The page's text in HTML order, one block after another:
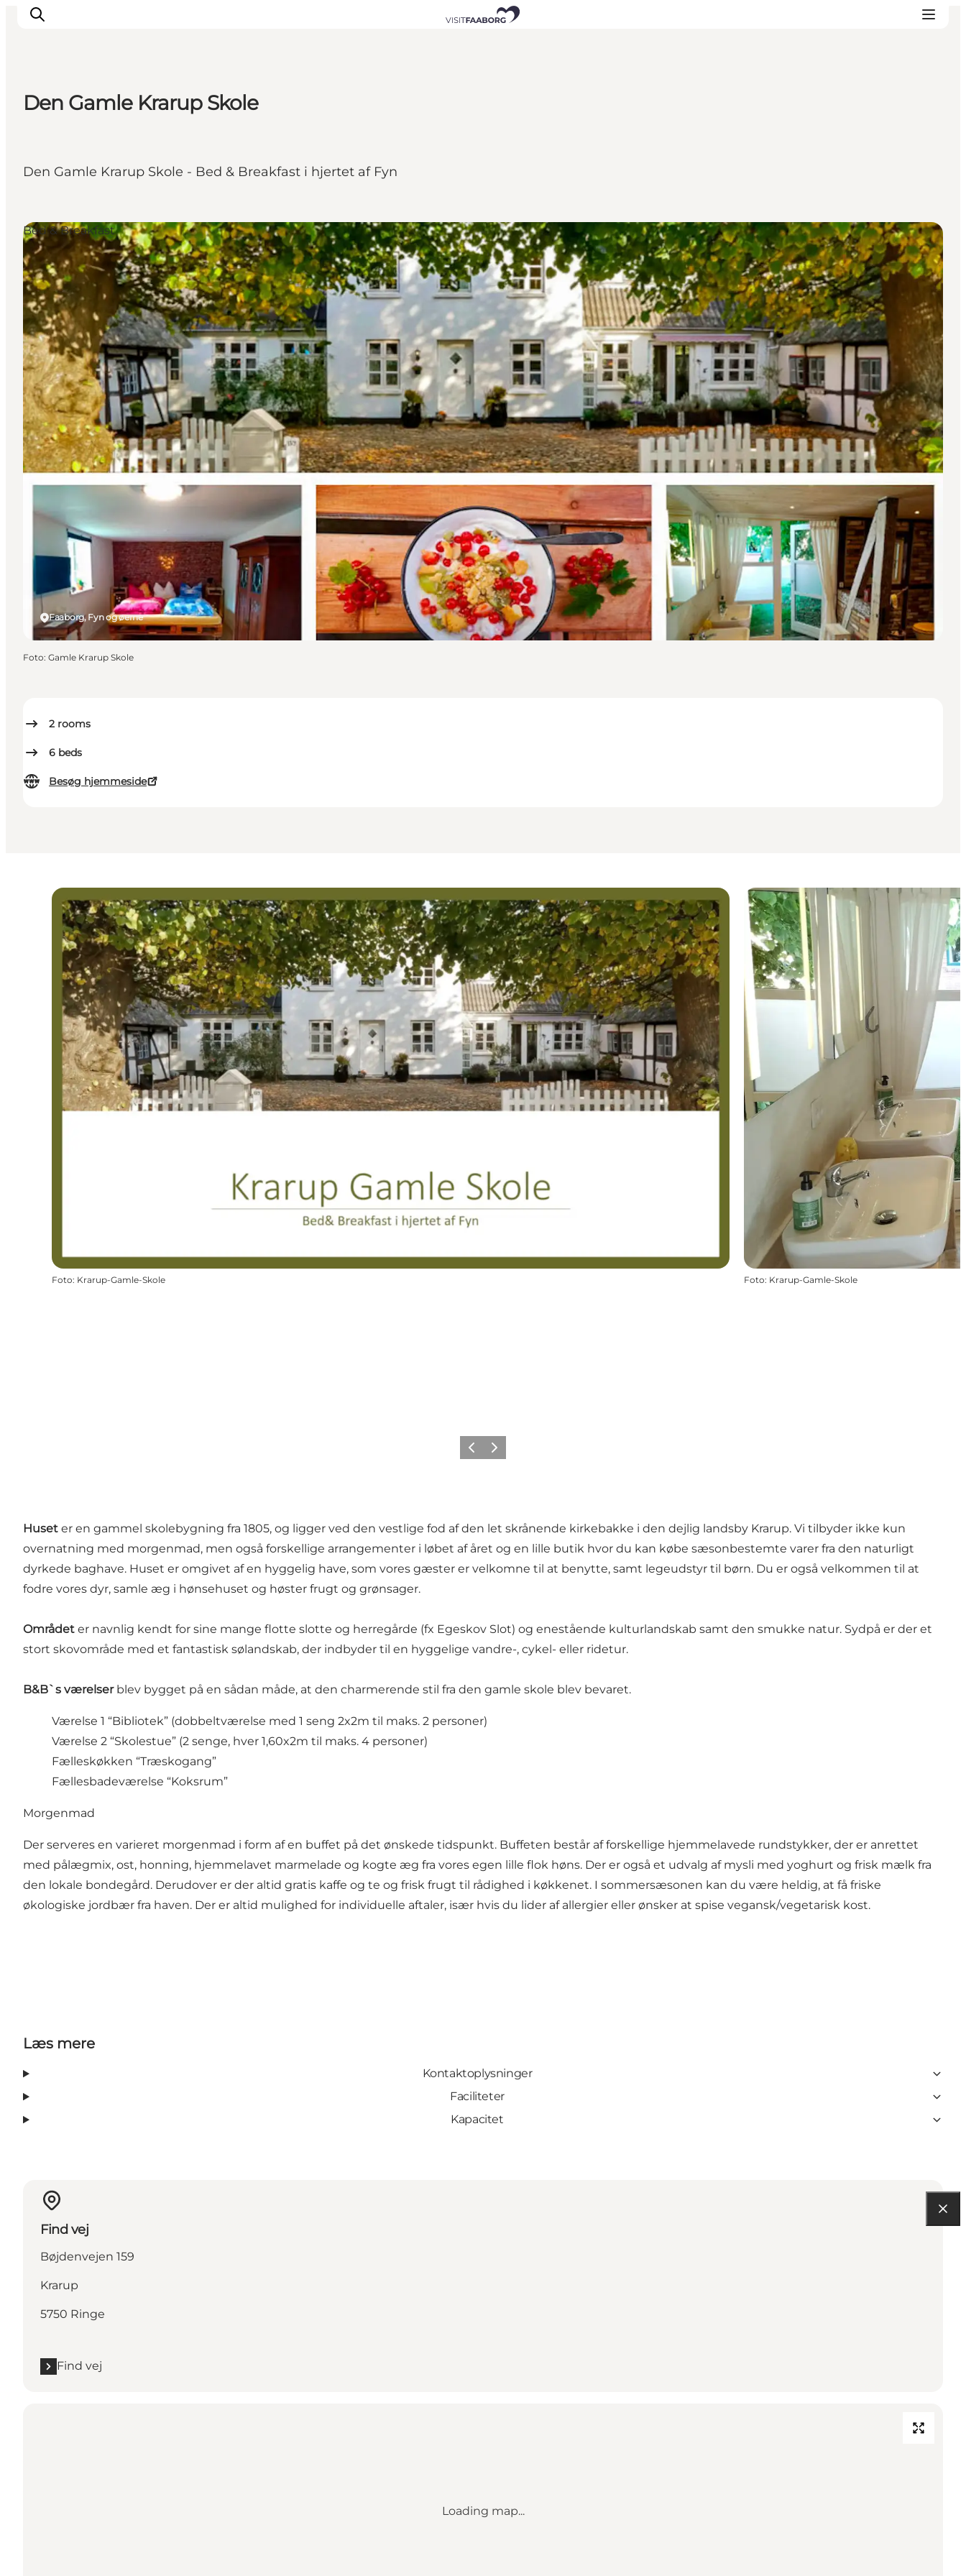
Oplevelser
Det sker
Den Gamle Krarup Skole
Den Gamle Krarup Skole - Bed & Breakfast i hjertet af Fyn
2 rooms
6 beds
Besøg hjemmeside
Faaborg, Fyn og øerne
Bed & Breakfast
Foto: Gamle Krarup Skole
Foto: Krarup-Gamle-Skole Foto: Krarup-Gamle-Skole
Forrige billede
Næste billede
Huset er en gammel skolebygning fra 1805, og ligger ved den vestlige fod af den let skrånende kirkebakke i den dejlig landsby Krarup. Vi tilbyder ikke kun
overnatning med morgenmad, men også forskellige arrangementer i løbet af året og en lille butik hvor du kan købe sæsonbestemte varer fra den naturligt
dyrkede baghave. Huset er omgivet af en hyggelig have, som vores gæster er velkomne til at benytte, samt legeudstyr til børn. Du er også velkommen til at
fodre vores dyr, samle æg i hønsehuset og høster frugt og grønsager.
Området er navnlig kendt for sine mange flotte slotte og herregårde (fx Egeskov Slot) og enestående kulturlandskab samt den smukke natur. Sydpå er der et
stort skovområde med et fantastisk sølandskab, der indbyder til en hyggelige vandre-, cykel- eller ridetur.
B&B`s værelserblev bygget på en sådan måde, at den charmerende stil fra den gamle skole blev bevaret.
Værelse 1 “Bibliotek” (dobbeltværelse med 1 seng 2x2m til maks. 2 personer)
Værelse 2 “Skolestue” (2 senge, hver 1,60x2m til maks. 4 personer)
Fælleskøkken “Træskogang”
Fællesbadeværelse “Koksrum”
Morgenmad
Der serveres en varieret morgenmad i form af en buffet på det ønskede tidspunkt. Buffeten består af forskellige hjemmelavede rundstykker, der er anrettet
med pålægmix, ost, honning, hjemmelavet marmelade og kogte æg fra vores egen lille flok høns. Der er også et udvalg af mysli med yoghurt og frisk mælk fra
den lokale bondegård. Derudover er der altid gratis kaffe og te og frisk frugt til rådighed i køkkenet. I sommersæsonen kan du være heldig, at få friske
økologiske jordbær fra haven. Der er altid mulighed for individuelle aftaler, især hvis du lider af allergier eller ønsker at spise vegansk/vegetarisk kost.
Læs mere
Kontaktoplysninger
Faciliteter
Kapacitet
Find vej
Bøjdenvejen 159
Krarup
5750 Ringe
Find vej
Loading map...